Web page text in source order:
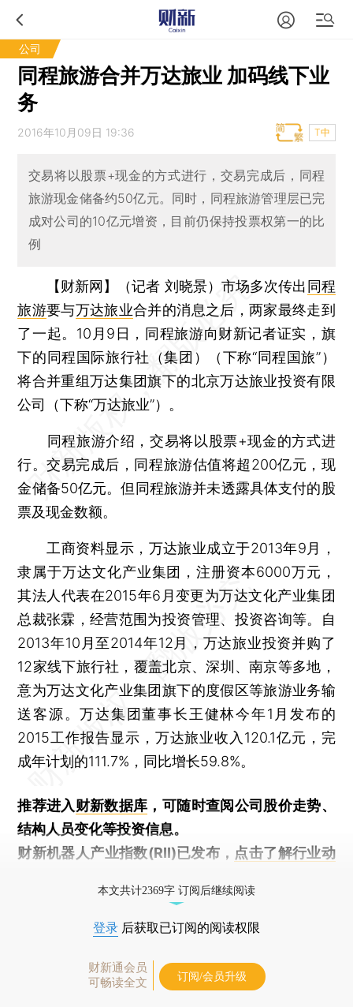
公司
同程旅游合并万达旅业 加码线下业
务
2016年10月09日 19:36 T中
交易将以股票+现金的方式进行，交易完成后，同程
旅游现金储备约50亿元。同时，同程旅游管理层已完
成对公司的10亿元增资，目前仍保持投票权第一的比
例
【财新网】（记者 刘晓景） 市场多次传出 同程
旅游要与万达旅业合并的消息之后，两家最终走到
了一起。10月9日，同程旅游向财新记者证实，旗
下的同程国际旅行社（集团）（下称“同程国旅”）
将合并重组万达集团旗下的北京万达旅业投资有限
公司（下称“万达旅业”）。
同程旅游介绍，交易将以股票+现金的方式进
行。交易完成后，同程旅游估值将超200亿元，现
金储备50亿元。但同程旅游并未透露具体支付的股
票及现金数额。
工商资料显示，万达旅业成立于2013年9月，
隶属于万达文化产业集团，注册资本6000万元，
其法人代表在2015年6月变更为万达文化产业集团
总裁张霖，经营范围为投资管理、投资咨询等。自
2013年10月至2014年12月，万达旅业投资并购了
12家线下旅行社，覆盖北京、深圳、南京等多地，
意为万达文化产业集团旗下的度假区等旅游业务输
送客源。万达集团董事长王健林今年1月发布的
2015工作报告显示，万达旅业收入120.1亿元，完
成年计划的111.7%，同比增长59.8%。
推荐进入财新数据库 ，可随时查阅公司股价走势、
结构人员变化等投资信息。
财新机器人产业指数(RII)已发布， 点击了解行业动
本文共计2369字 订阅后继续阅读
登录 后获取已订阅的阅读权限
财新通会员
可畅读全文
订阅/会员升级